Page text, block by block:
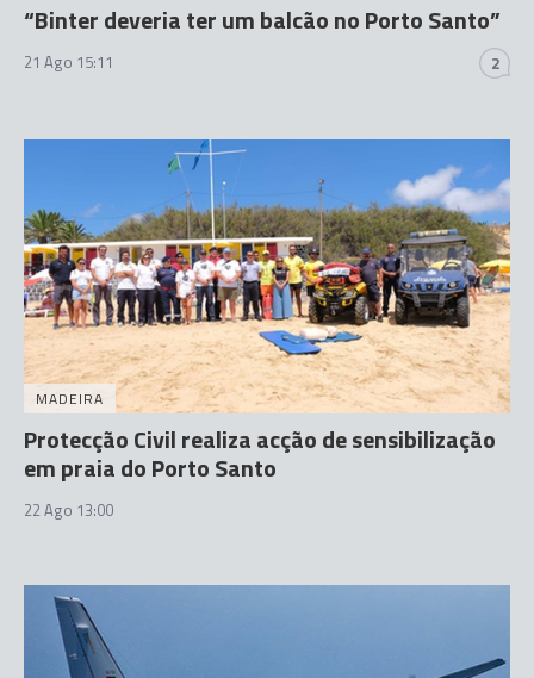
“Binter deveria ter um balcão no Porto Santo”
21 Ago 15:11 2
MADEIRA
Protecção Civil realiza acção de sensibilização
em praia do Porto Santo
22 Ago 13:00